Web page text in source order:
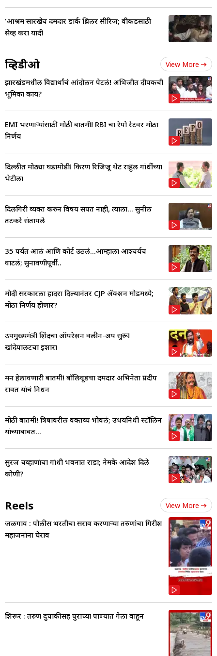
'आश्रम'सारखेच दमदार डार्क थ्रिलर सीरिज; वीकेंडसाठी
सेव्ह करा यादी
व्हिडीओ View More
झारखंडमधील विद्यार्थांचं आंदोलन पेटलं! अभिजीत दीपकेंची
भूमिका काय?
EMI भरणाऱ्यांसाठी मोठी बातमी! RBI चा रेपो रेटवर मोठा
निर्णय
दिल्लीत मोठ्या घडामोडी! किरण रिजिजू थेट राहुल गांधींच्या
भेटीला
दिलगिरी व्यक्त करुन विषय संपत नाही, त्याला... सुनील
तटकरे संतापले
35 पर्यंत आलं आणि कोर्ट उठलं...आम्हाला आश्चर्यच
वाटलं; सुनावणीपूर्वी..
मोदी सरकारला हादरा दिल्यानंतर CJP ॲक्शन मोडमध्ये;
मोठा निर्णय होणार?
उपमुख्यमंत्री शिंदेंचा ऑपरेशन क्लीन-अप सुरू!
खांदेपालटचा इशारा
मन हेलावणारी बातमी! बॉलिवूडचा दमदार अभिनेता प्रदीप
रावत यांचं निधन
मोठी बातमी! त्रिषावरील वक्तव्य भोवलं; उधयनिधी स्टॉलिन
यांच्याबाबत...
सुरज चव्हाणांचा गांधी भवनात राडा; नेमके आदेश दिले
कोणी?
Reels View More
जळगाव : पोलीस भरतीचा सराव करणाऱ्या तरुणांचा गिरीश
महाजनांना घेराव
शिरूर : तरुण दुचाकीसह पुराच्या पाण्यात गेला वाहून